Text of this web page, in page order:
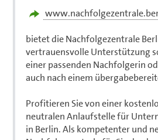
bietet die Nachfolgezentrale
vertrauensvolle Unterstützung
einer passenden Nachfolgerin
auch nach einem
Profitieren Sie von einer
neutralen Anlaufstelle für
in Berlin. Als kompetenter und